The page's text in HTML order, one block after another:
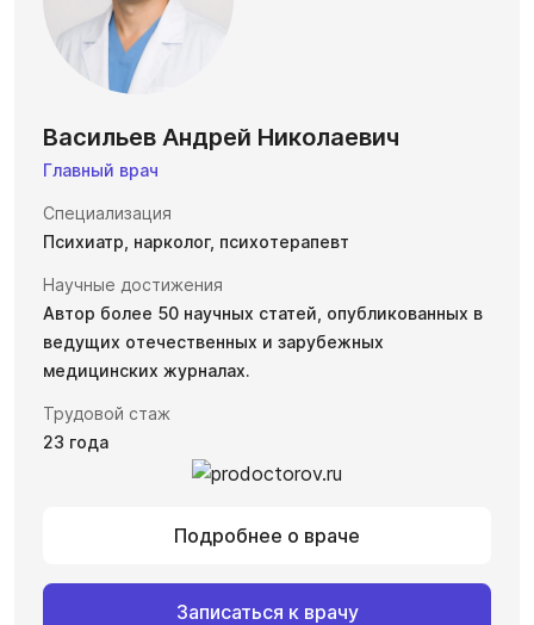
Васильев Андрей Николаевич
Главный врач
Специализация
Психиатр, нарколог, психотерапевт
Научные достижения
Автор более 50 научных статей, опубликованных в
ведущих отечественных и зарубежных
медицинских журналах.
Трудовой стаж
23 года
Подробнее о враче
Записаться к врачу